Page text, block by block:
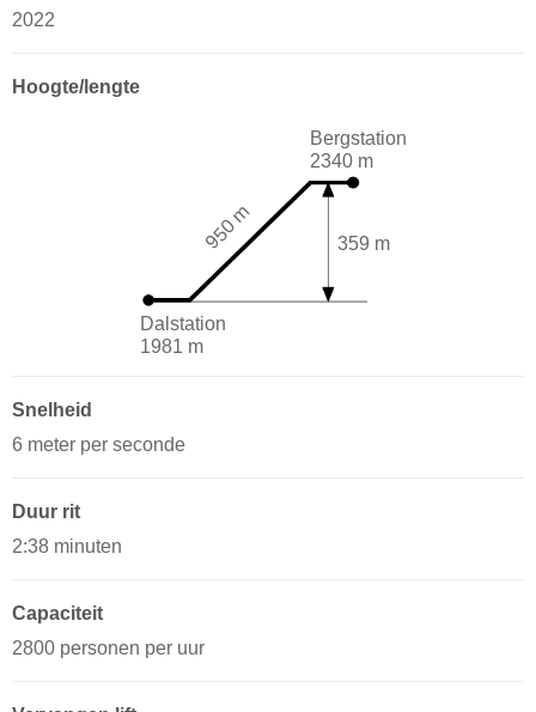
2022
Hoogte/lengte
Dalstation
1981 m
Bergstation
2340 m
359 m
950 m
Snelheid
6 meter per seconde
Duur rit
2:38 minuten
Capaciteit
2800 personen per uur